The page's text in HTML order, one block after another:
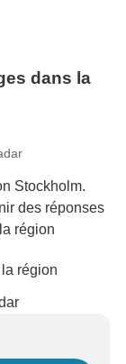
dans la
Stockholm.
des réponses
région
région